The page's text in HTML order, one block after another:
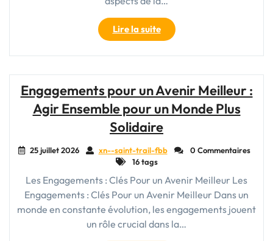
Lire la suite"La
Puissance
de
Clé
du
Engagements pour un Avenir Meilleur :
Agir Ensemble pour un Monde Plus
Solidaire
25 juillet 2026 xn--saint-trail-fbb
0 Commentaires
16 tags
Les Engagements : Clés Pour un Avenir Meilleur Les
Engagements : Clés Pour un Avenir Meilleur Dans un
monde en constante évolution, les engagements jouent
un rôle crucial dans la…